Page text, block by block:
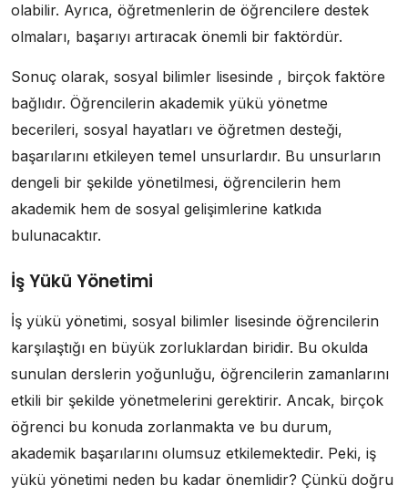
olabilir. Ayrıca, öğretmenlerin de öğrencilere destek
olmaları, başarıyı artıracak önemli bir faktördür.
Sonuç olarak, sosyal bilimler lisesinde , birçok faktöre
bağlıdır. Öğrencilerin akademik yükü yönetme
becerileri, sosyal hayatları ve öğretmen desteği,
başarılarını etkileyen temel unsurlardır. Bu unsurların
dengeli bir şekilde yönetilmesi, öğrencilerin hem
akademik hem de sosyal gelişimlerine katkıda
bulunacaktır.
İş Yükü Yönetimi
İş yükü yönetimi, sosyal bilimler lisesinde öğrencilerin
karşılaştığı en büyük zorluklardan biridir. Bu okulda
sunulan derslerin yoğunluğu, öğrencilerin zamanlarını
etkili bir şekilde yönetmelerini gerektirir. Ancak, birçok
öğrenci bu konuda zorlanmakta ve bu durum,
akademik başarılarını olumsuz etkilemektedir. Peki, iş
yükü yönetimi neden bu kadar önemlidir? Çünkü doğru